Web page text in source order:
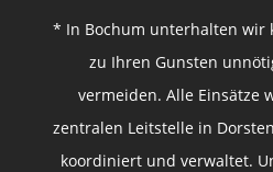
* In Bochum unterhalten wir
zu Ihren Gunsten
vermeiden. Alle Einsätze
zentralen Leitstelle in
koordiniert und verwaltet.